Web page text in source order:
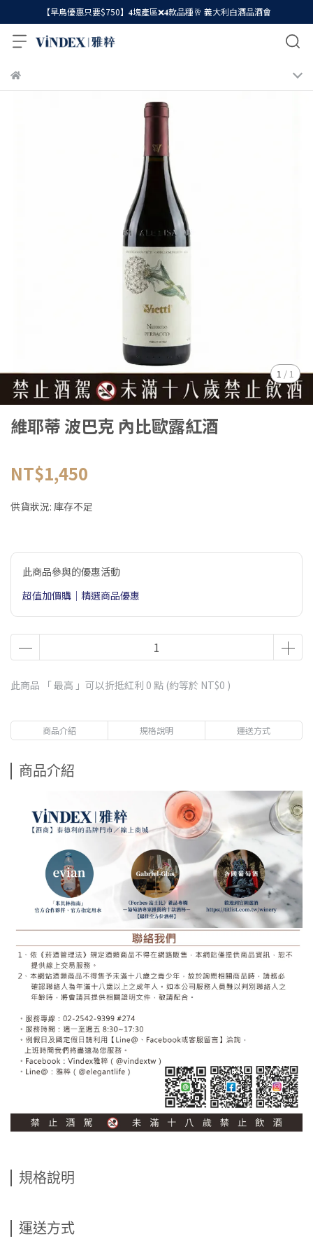
【早鳥優惠只要$750】𝟒塊產區❌𝟒款品種🥂 義大利白酒品酒會
1 / 1
維耶蒂 波巴克 內比歐露紅酒
NT$1,450
供貨狀況: 庫存不足
此商品參與的優惠活動
超值加價購｜精選商品優惠
此商品 「 最高 」可以折抵紅利 0 點 (約等於 NT$0 )
商品介紹 規格說明 運送方式
商品介紹
規格說明
運送方式